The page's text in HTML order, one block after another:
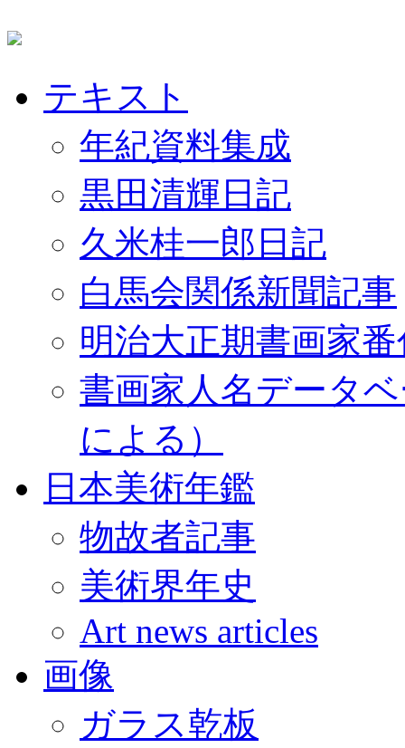
テキスト
年紀資料集成
黒田清輝日記
久米桂一郎日記
白馬会関係新聞記事
明治大正期書画家
書画家人名データ
による）
日本美術年鑑
物故者記事
美術界年史
Art news articles
画像
ガラス乾板